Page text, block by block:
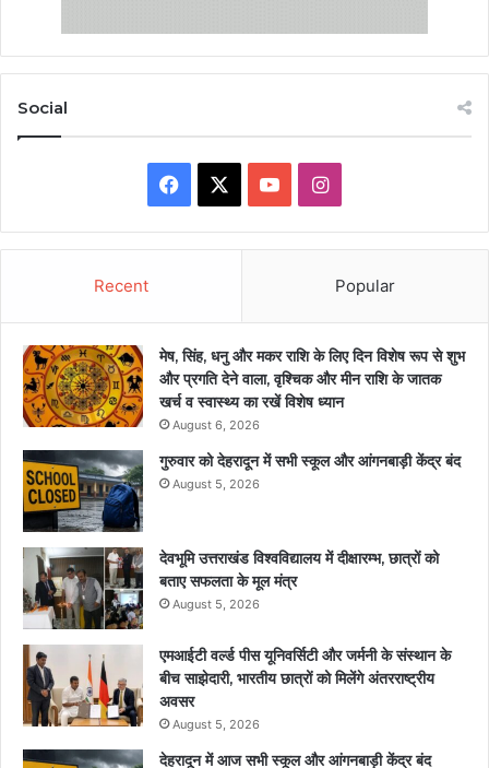
Social
Facebook YouTubeInstagram
Recent Popular
मेष, सिंह, धनु और मकर राशि के लिए दिन विशेष रूप से शुभ
और प्रगति देने वाला, वृश्चिक और मीन राशि के जातक
खर्च व स्वास्थ्य का रखें विशेष ध्यान
August 6, 2026
गुरुवार को देहरादून में सभी स्कूल और आंगनबाड़ी केंद्र बंद
August 5, 2026
देवभूमि उत्तराखंड विश्वविद्यालय में दीक्षारम्भ, छात्रों को
बताए सफलता के मूल मंत्र
August 5, 2026
एमआईटी वर्ल्ड पीस यूनिवर्सिटी और जर्मनी के संस्थान के
बीच साझेदारी, भारतीय छात्रों को मिलेंगे अंतरराष्ट्रीय
अवसर
August 5, 2026
देहरादून में आज सभी स्कूल और आंगनबाड़ी केंद्र बंद